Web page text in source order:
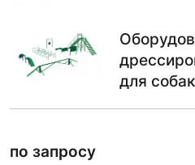
для собак
по запросу